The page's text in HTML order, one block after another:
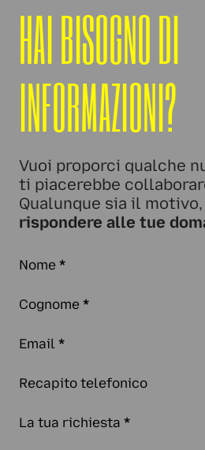
HAI BISOGNO DI
INFORMAZIONI?
Vuoi proporci qualche
ti piacerebbe
Qualunque sia il motivo,
rispondere alle tue
Nome *
Cognome *
Email *
Recapito telefonico
La tua richiesta *